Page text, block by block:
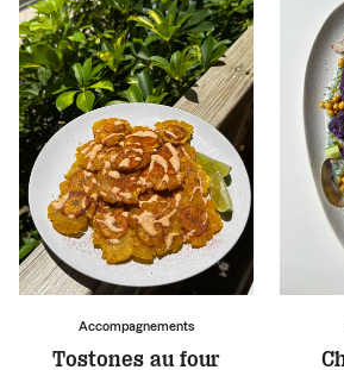
Accompagnements
Tostones au four